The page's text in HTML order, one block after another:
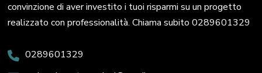
convinzione di aver investito i tuoi risparmi su un progetto
realizzato con professionalità. Chiama subito 0289601329
0289601329